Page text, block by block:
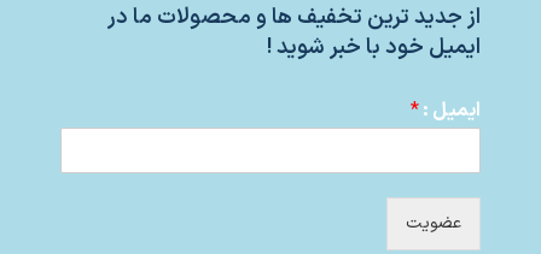
از جدید ترین تخفیف ها و محصولات ما در
ایمیل خود با خبر شوید !
ایمیل :*
عضویت